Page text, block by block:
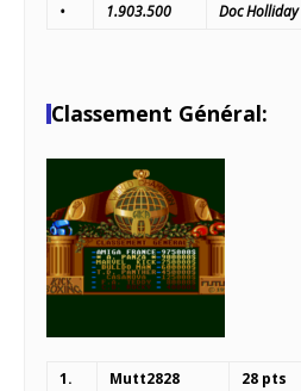
• 1.903.500 Doc Holliday
Classement Général:
1. Mutt2828 28 pts